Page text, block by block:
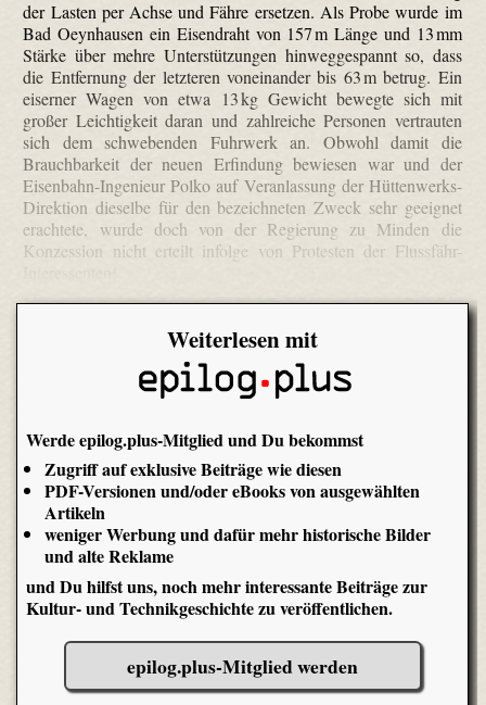
der Lasten per Achse und Fähre ersetzen. Als Probe wurde im
Bad Oeynhausen ein Eisendraht von 157 m Länge und 13 mm
Stärke über mehre Unterstützungen hinweggespannt so, dass
die Entfernung der letzteren voneinander bis 63 m betrug. Ein
eiserner Wagen von etwa 13 kg Gewicht bewegte sich mit
großer Leichtigkeit daran und zahlreiche Personen vertrauten
sich dem schwebenden Fuhrwerk an. Obwohl damit die
Brauchbarkeit der neuen Erfindung bewiesen war und der
Eisenbahn-Ingenieur Polko auf Veranlassung der Hüttenwerks-
Direktion dieselbe für den bezeichneten Zweck sehr geeignet
erachtete, wurde doch von der Regierung zu Minden die
Konzession nicht erteilt infolge von Protesten der Flussfähr-
Weiterlesen mit
Werde epilog.plus-Mitglied und Du bekommst
Zugriff auf exklusive Beiträge wie diesen
PDF-Versionen und/oder eBooks von ausgewählten
Artikeln
weniger Werbung und dafür mehr historische Bilder
und alte Reklame
und Du hilfst uns, noch mehr interessante Beiträge zur
Kultur- und Technikgeschichte zu veröffentlichen.
epilog.plus-Mitglied werden